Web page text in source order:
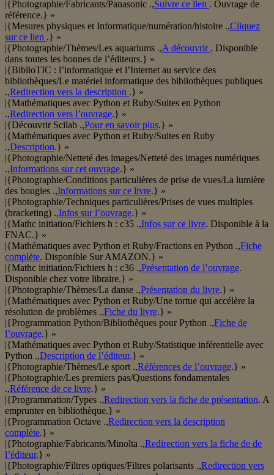
|{Photographie/Fabricants/Panasonic .,Suivre ce lien . Ouvrage de
référence.} »
|{Mesures physiques et Informatique/numération/histoire .,Cliquez
sur ce lien .} »
|{Photographie/Thèmes/Les aquariums .,A découvrir . Disponible
dans toutes les bonnes de l’éditeurs.} »
|{BiblioTIC : l’informatique et l’Internet au service des
bibliothèques/Le matériel informatique des bibliothèques publiques
.,Redirection vers la description .} »
|{Mathématiques avec Python et Ruby/Suites en Python
.,Redirection vers l’ouvrage.} »
|{Découvrir Scilab .,Pour en savoir plus.} »
|{Mathématiques avec Python et Ruby/Suites en Ruby
.,Description.} »
|{Photographie/Netteté des images/Netteté des images numériques
.,Informations sur cet ouvrage.} »
|{Photographie/Conditions particulières de prise de vues/La lumière
des bougies .,Informations sur ce livre.} »
|{Photographie/Techniques particulières/Prises de vues multiples
(bracketing) .,Infos sur l’ouvrage.} »
|{Mathc initiation/Fichiers h : c35 .,Infos sur ce livre. Disponible à la
FNAC.} »
|{Mathématiques avec Python et Ruby/Fractions en Python .,Fiche
complète. Disponible Sur AMAZON.} »
|{Mathc initiation/Fichiers h : c36 .,Présentation de l’ouvrage.
Disponible chez votre libraire.} »
|{Photographie/Thèmes/La danse .,Présentation du livre.} »
|{Mathématiques avec Python et Ruby/Une tortue qui accélère la
résolution de problèmes .,Fiche du livre.} »
|{Programmation Python/Bibliothèques pour Python .,Fiche de
l’ouvrage.} »
|{Mathématiques avec Python et Ruby/Statistique inférentielle avec
Python .,Description de l’éditeur.} »
|{Photographie/Thèmes/Le sport .,Références de l’ouvrage.} »
|{Photographie/Les premiers pas/Questions fondamentales
.,Référence de ce livre.} »
|{Programmation/Types .,Redirection vers la fiche de présentation. A
emprunter en bibliothèque.} »
|{Programmation Octave .,Redirection vers la description
complète.} »
|{Photographie/Fabricants/Minolta .,Redirection vers la fiche de de
l’éditeur.} »
|{Photographie/Filtres optiques/Filtres polarisants .,Redirection vers